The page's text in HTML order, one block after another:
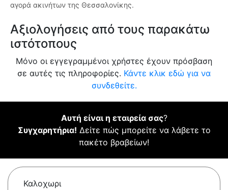
αγορά ακινήτων της Θεσσαλονίκης.
Αξιολογήσεις από τους παρακάτω
ιστότοπους
Μόνο οι εγγεγραμμένοι χρήστες έχουν πρόσβαση
σε αυτές τις πληροφορίες. Κάντε κλικ εδώ για να
συνδεθείτε.
Αυτή είναι η εταιρεία σας?
Συγχαρητήρια! Δείτε πώς μπορείτε να λάβετε το
πακέτο βραβείων!
Καλοχωρι